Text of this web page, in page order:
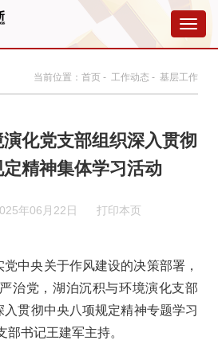
切
换
航
当前位置： 首页 - 工作动态 - 基层工作
化党支部组织深入贯彻
精神集体学习活动
年06月22日 打印本页
中央关于作风建设的决策部署，
治党 ，湖泊沉积与环境演化支部
贯彻中央八项规定精神专题学习
部书记王建军主持。